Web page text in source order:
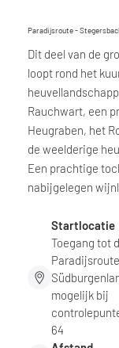
Paradijsroute -
Dit deel van de
loopt rond het
Rauchwart, een
Heugraben, het
de weelderige
Een prachtige
nabijgelegen
Startlocatie
Toegang tot
Paradijsroute
mogelijk bij
64